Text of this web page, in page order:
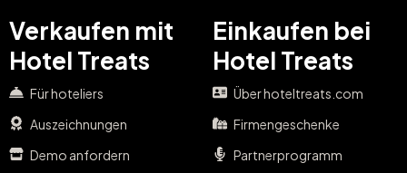
Verkaufen mit
Hotel Treats
Für hoteliers
Auszeichnungen
Demo anfordern
Einkaufen bei
Hotel Treats
Über hoteltreats.com
Firmengeschenke
Partnerprogramm